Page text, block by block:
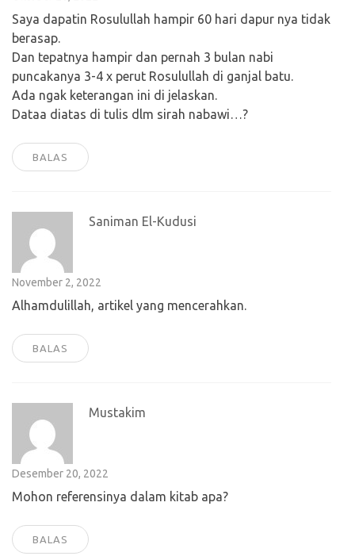
Saya dapatin Rosulullah hampir 60 hari dapur nya tidak
berasap.
Dan tepatnya hampir dan pernah 3 bulan nabi
puncakanya 3-4 x perut Rosulullah di ganjal batu.
Ada ngak keterangan ini di jelaskan.
Dataa diatas di tulis dlm sirah nabawi…?
BALAS
Saniman El-Kudusi
November 2, 2022
Alhamdulillah, artikel yang mencerahkan.
BALAS
Mustakim
Desember 20, 2022
Mohon referensinya dalam kitab apa?
BALAS